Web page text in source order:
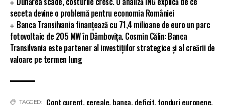
seceta devine o problemă pentru economia României
Banca Transilvania finanțează cu 71,4 milioane de euro un parc
fotovoltaic de 205 MW în Dâmbovița. Cosmin Călin: Banca
Transilvania este partener al investițiilor strategice și al creării de
valoare pe termen lung
TAGGED: Cont curent, cereale, banca, deficit, fonduri europene,